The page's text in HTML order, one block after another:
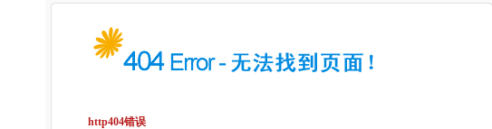
http404错误